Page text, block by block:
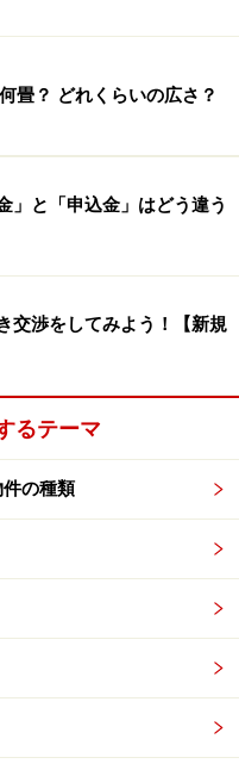
畳？ どれくらいの広さ？
」と「申込金」はどう違う
交渉をしてみよう！【新規
るテーマ
の種類